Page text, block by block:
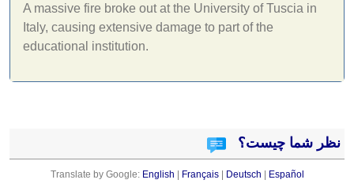
A massive fire broke out at the University of Tuscia in
Italy, causing extensive damage to part of the
educational institution.
نظر شما چیست؟
Translate by Google: English | Français| Deutsch | Español